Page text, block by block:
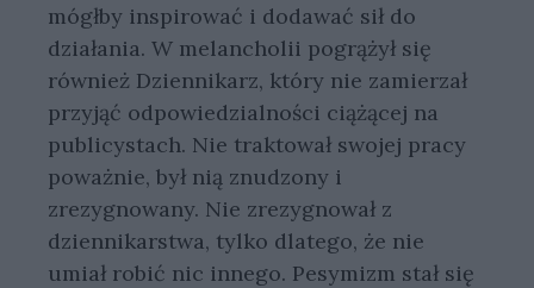
mógłby inspirować i dodawać sił do
działania. W melancholii pogrążył się
również Dziennikarz, który nie zamierzał
przyjąć odpowiedzialności ciążącej na
publicystach. Nie traktował swojej pracy
poważnie, był nią znudzony i
zrezygnowany. Nie zrezygnował z
dziennikarstwa, tylko dlatego, że nie
umiał robić nic innego. Pesymizm stał się